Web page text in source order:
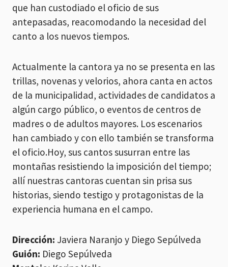
que han custodiado el oficio de sus
antepasadas, reacomodando la necesidad del
canto a los nuevos tiempos.
Actualmente la cantora ya no se presenta en las
trillas, novenas y velorios, ahora canta en actos
de la municipalidad, actividades de candidatos a
algún cargo público, o eventos de centros de
madres o de adultos mayores. Los escenarios
han cambiado y con ello también se transforma
el oficio.Hoy, sus cantos susurran entre las
montañas resistiendo la imposición del tiempo;
allí nuestras cantoras cuentan sin prisa sus
historias, siendo testigo y protagonistas de la
experiencia humana en el campo.
Dirección: Javiera Naranjo y Diego Sepúlveda
Guión: Diego Sepúlveda